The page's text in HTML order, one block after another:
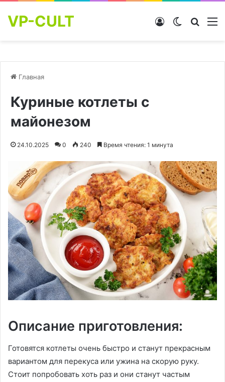
VP-CULT Switch skin
Войти
Главная
Куриные котлеты с
майонезом
24.10.2025 0 240 Время чтения: 1 минута
Описание приготовления:
Готовятся котлеты очень быстро и станут прекрасным
вариантом для перекуса или ужина на скорую руку.
Стоит попробовать хоть раз и они станут частым